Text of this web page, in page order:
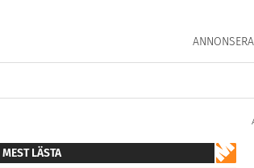
ANNONSERA
MEST LÄSTA